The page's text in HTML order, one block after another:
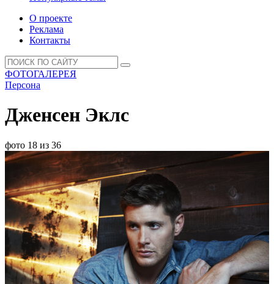
О проекте
Реклама
Контакты
ФОТОГАЛЕРЕЯ
Персона
Дженсен Эклс
фото 18 из 36